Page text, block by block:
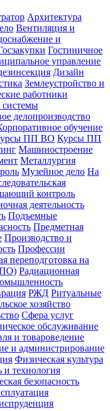
Архитектура
Вентиляция и
и
Гостиничное
управление
Дизайн
Землеустройство и
работники
делопроизводство
обучение
ПП ВО Курсы ПП
Машиностроение
Металлургия
Музейное дело На
контроль
деятельность
Подъемные
Предметная
Производство и
Профессии
переподготовка на
Радиационная
РЖД Ритуальные
хозяйство
Сфера услуг
обслуживание
и товароведение
и администрирование
Физическая культура
технология
безопасность